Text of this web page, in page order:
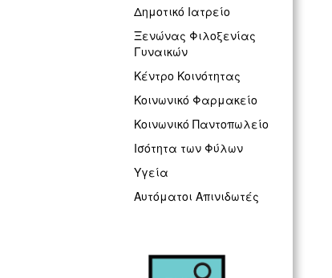
Δημοτικό Ιατρείο
Ξενώνας Φιλοξενίας
Γυναικών
Κέντρο Κοινότητας
Κοινωνικό Φαρμακείο
Κοινωνικό Παντοπωλείο
Ισότητα των Φύλων
Υγεία
Αυτόματοι Απινιδωτές